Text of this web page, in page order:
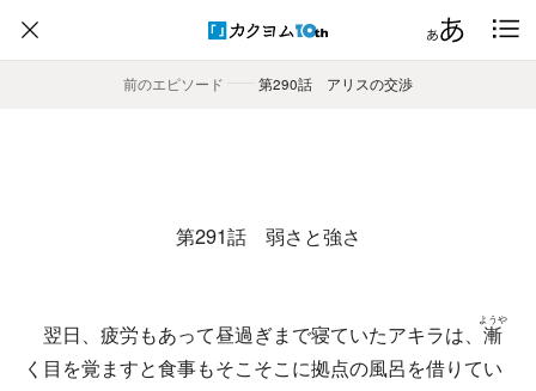
前のエピソード
―― 第290話 アリスの交渉
第291話 弱さと強さ
翌日、疲労もあって昼過ぎまで寝ていたアキラは、 漸
ようや
く目を覚ますと食事もそこそこに拠点の風呂を借りてい